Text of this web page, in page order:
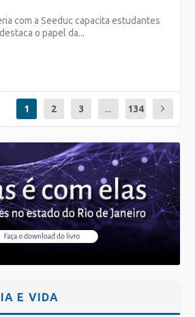
com a Seeduc capacita estudantes
o papel da...
1 2 3 ... 134
E VIDA